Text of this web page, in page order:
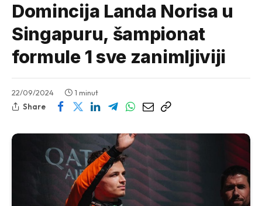
Domincija Landa Norisa u
Singapuru, šampionat
formule 1 sve zanimljiviji
22/09/2024
1 minut
Share